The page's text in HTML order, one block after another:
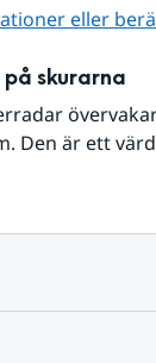
eller
på skurarna
Den är ett